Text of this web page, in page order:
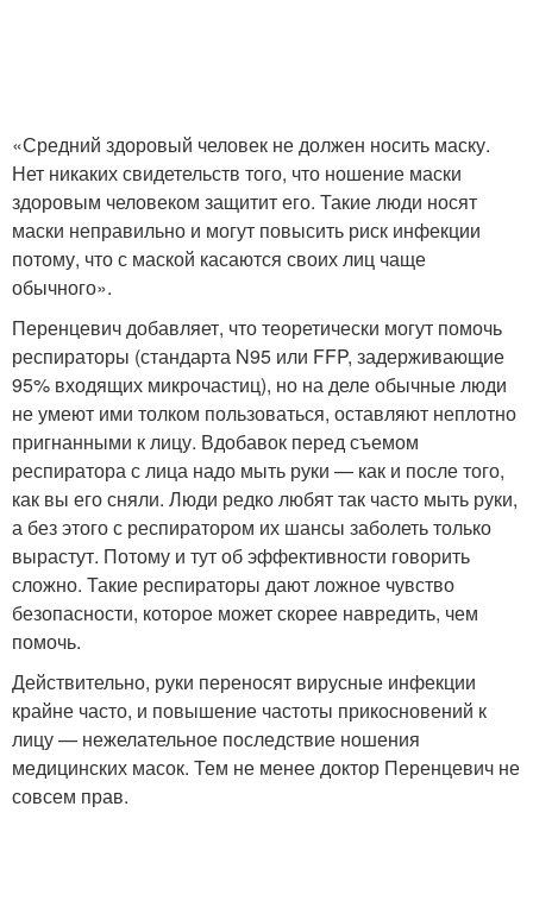
«Средний здоровый человек не должен носить маску.
Нет никаких свидетельств того, что ношение маски
здоровым человеком защитит его. Такие люди носят
маски неправильно и могут повысить риск инфекции
потому, что с маской касаются своих лиц чаще
обычного».
Перенцевич добавляет, что теоретически могут помочь
респираторы (стандарта N95 или FFP, задерживающие
95% входящих микрочастиц), но на деле обычные люди
не умеют ими толком пользоваться, оставляют неплотно
пригнанными к лицу. Вдобавок перед съемом
респиратора с лица надо мыть руки — как и после того,
как вы его сняли. Люди редко любят так часто мыть руки,
а без этого с респиратором их шансы заболеть только
вырастут. Потому и тут об эффективности говорить
сложно. Такие респираторы дают ложное чувство
безопасности, которое может скорее навредить, чем
помочь.
Действительно, руки переносят вирусные инфекции
крайне часто, и повышение частоты прикосновений к
лицу — нежелательное последствие ношения
медицинских масок. Тем не менее доктор Перенцевич не
совсем прав.